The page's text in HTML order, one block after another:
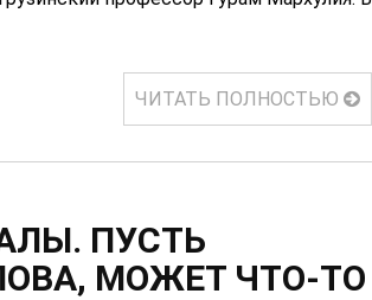
ЧИТАТЬ ПОЛНОСТЬЮ
ПУСТЬ
МОЖЕТ ЧТО-ТО